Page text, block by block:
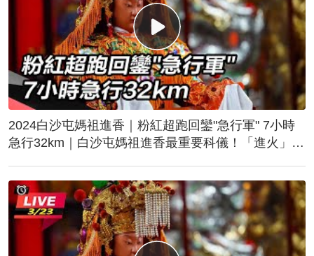
2024白沙屯媽祖進香｜粉紅超跑回鑾"急行軍" 7小時
急行32km｜白沙屯媽祖進香最重要科儀！「進火」儀